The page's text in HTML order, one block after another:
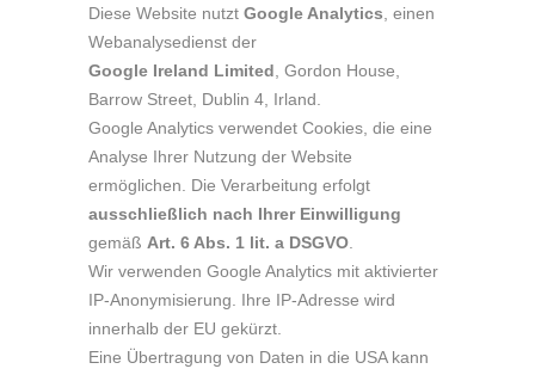
Diese Website nutzt Google Analytics, einen
Webanalysedienst der
Google Ireland Limited, Gordon House,
Barrow Street, Dublin 4, Irland.
Google Analytics verwendet Cookies, die eine
Analyse Ihrer Nutzung der Website
ermöglichen. Die Verarbeitung erfolgt
ausschließlich nach Ihrer Einwilligung
gemäß Art. 6 Abs. 1 lit. a DSGVO.
Wir verwenden Google Analytics mit aktivierter
IP-Anonymisierung. Ihre IP-Adresse wird
innerhalb der EU gekürzt.
Eine Übertragung von Daten in die USA kann